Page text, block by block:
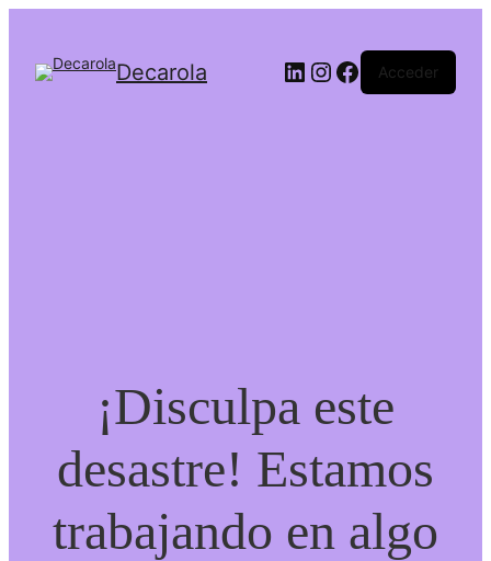
Decarola Acceder
¡Disculpa este
desastre! Estamos
trabajando en algo